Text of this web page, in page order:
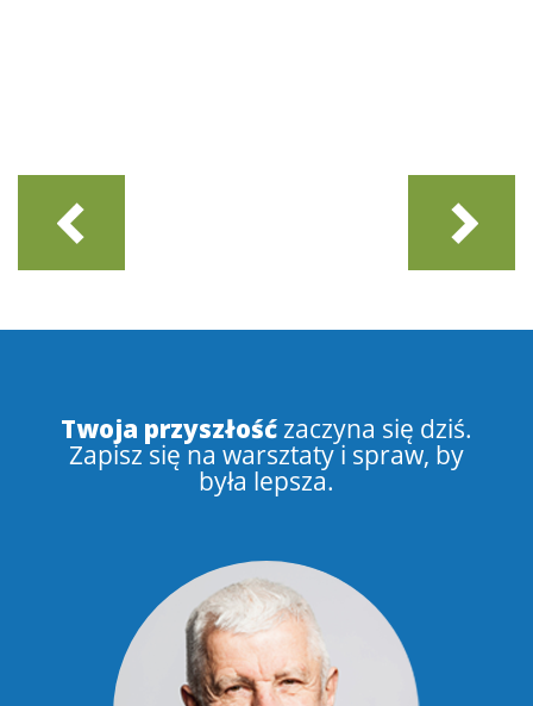
Twoja przyszłośćzaczyna się dziś.
Zapisz się na warsztaty i spraw, by
była lepsza.